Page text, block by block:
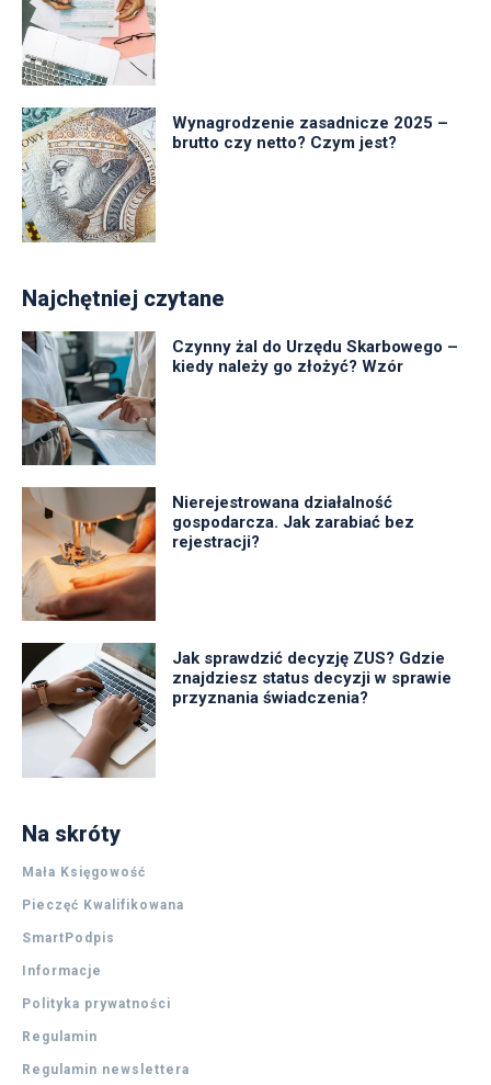
Wynagrodzenie zasadnicze 2025 –
brutto czy netto? Czym jest?
Najchętniej czytane
Czynny żal do Urzędu Skarbowego –
kiedy należy go złożyć? Wzór
Nierejestrowana działalność
gospodarcza. Jak zarabiać bez
rejestracji?
Jak sprawdzić decyzję ZUS? Gdzie
znajdziesz status decyzji w sprawie
przyznania świadczenia?
Na skróty
Mała Księgowość
Pieczęć Kwalifikowana
SmartPodpis
Informacje
Polityka prywatności
Regulamin
Regulamin newslettera